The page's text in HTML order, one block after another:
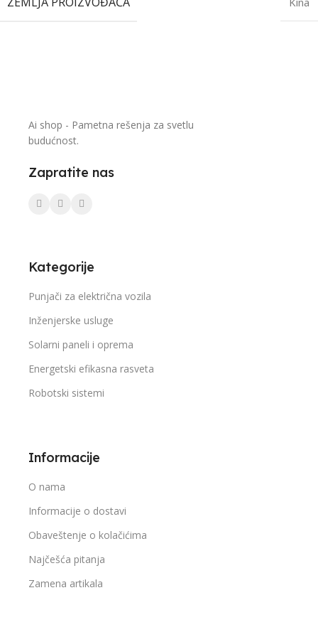
Ai shop - Pametna rešenja za svetlu
budućnost.
Zapratite nas
Kategorije
Punjači za električna vozila
Inženjerske usluge
Solarni paneli i oprema
Energetski efikasna rasveta
Robotski sistemi
Informacije
O nama
Informacije o dostavi
Obaveštenje o kolačićima
Najčešća pitanja
Zamena artikala